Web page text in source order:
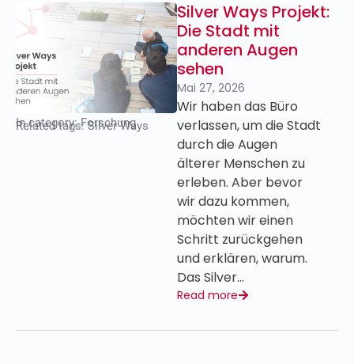
In category:Forschung
Related tags:Silver Ways
Silver Ways Projekt:
Die Stadt mit
anderen Augen
sehen
Mai 27, 2026
Wir haben das Büro
verlassen, um die Stadt
durch die Augen
älterer Menschen zu
erleben. Aber bevor
wir dazu kommen,
möchten wir einen
Schritt zurückgehen
und erklären, warum.
Das Silver…
Read more